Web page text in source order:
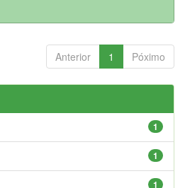
Anterior 1 Póximo
1
1
1